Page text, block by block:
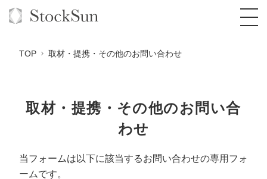
オーダーメイド支援
コンサルタント一覧
定額制Webマーケティング代行『マキトルく
ん』
オリジナルサービス
オンラインサロン
TOP 取材・提携・その他のお問い合わせ
取材・提携・その他のお問い合
わせ
当フォームは以下に該当するお問い合わせの専用フォ
ームです。